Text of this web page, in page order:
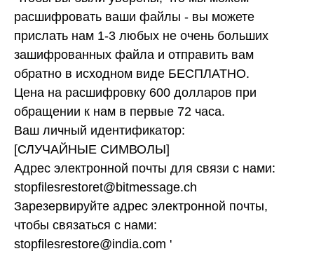
расшифровать ваши файлы - вы можете
прислать нам 1-3 любых не очень больших
зашифрованных файла и отправить вам
обратно в исходном виде БЕСПЛАТНО.
Цена на расшифровку 600 долларов при
обращении к нам в первые 72 часа.
Ваш личный идентификатор:
[СЛУЧАЙНЫЕ СИМВОЛЫ]
Адрес электронной почты для связи с нами:
stopfilesrestoret@bitmessage.ch
Зарезервируйте адрес электронной почты,
чтобы связаться с нами:
stopfilesrestore@india.com '